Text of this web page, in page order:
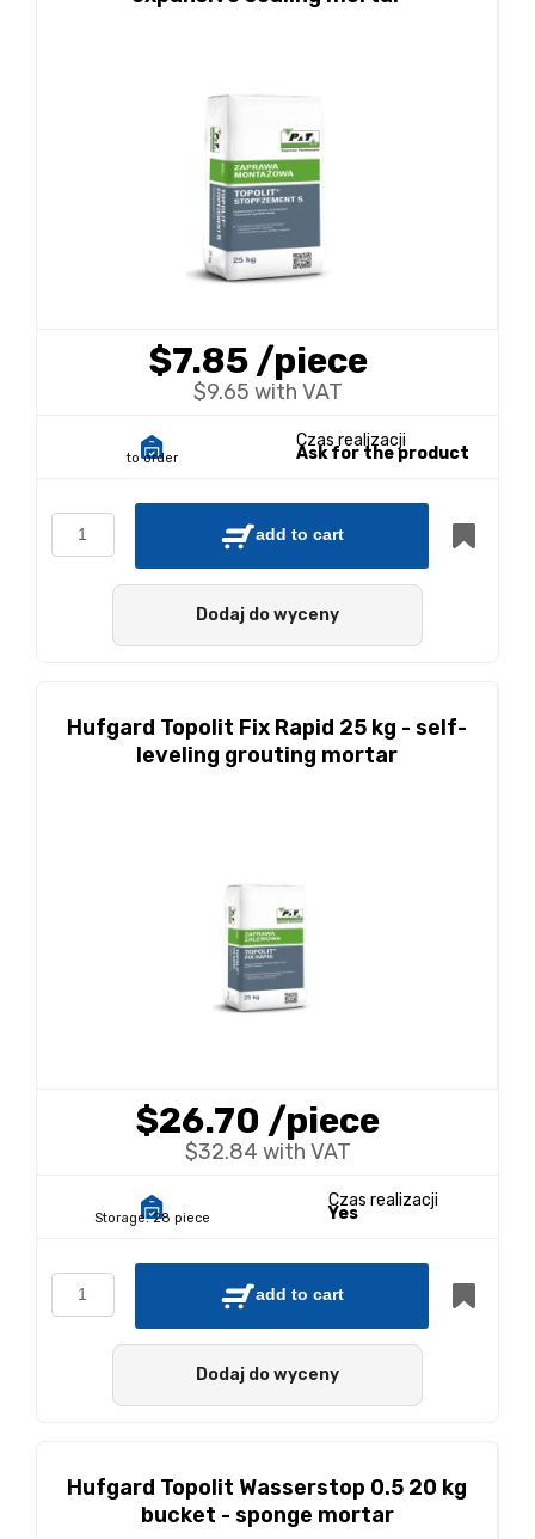
$7.85/piece
$9.65 with VAT
to order
Czas realizacji
Ask for the product
add to cart
Dodaj do wyceny
Hufgard Topolit Fix Rapid 25 kg - self-
leveling grouting mortar
$26.70 /piece
$32.84 with VAT
Storage: 28 piece
Czas realizacji
Yes
add to cart
Dodaj do wyceny
Hufgard Topolit Wasserstop 0.5 20 kg
bucket - sponge mortar